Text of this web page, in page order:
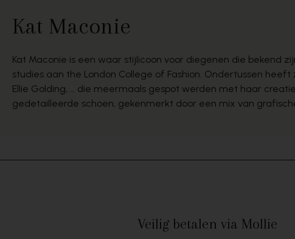
Kat Maconie
Kat Maconie is een waar stijlicoon voor diegenen die bekend
studies aan the London College of Fashion. Ondertussen
Ellie Golding, … die meermaals gespot werden met haar
gedetailleerde schoen, gekenmerkt door een mix van
Veilig betalen via Mollie